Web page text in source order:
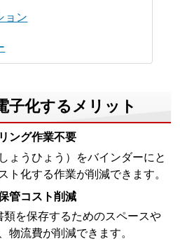
ョン
子化するメリット
ング作業不要
ょうひょう）をバインダーにと
ト化する作業が削減できます。
管コスト削減
類を保存するためのスペースや
物流費が削減できます。